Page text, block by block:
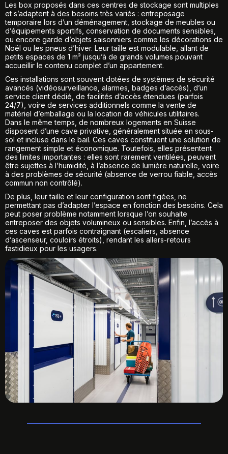
Les box proposés dans ces centres de stockage sont multiples
et s’adaptent à des besoins très variés : entreposage
temporaire lors d’un déménagement, stockage de meubles ou
d’équipements sportifs, conservation de documents sensibles,
ou encore garde d’objets saisonniers comme les décorations de
Noël ou les pneus d’hiver. Leur taille est modulable, allant de
petits espaces de 1 m³ jusqu’à de grands volumes pouvant
accueillir le contenu complet d’un appartement.
Ces installations sont souvent dotées de systèmes de sécurité
avancés (vidéosurveillance, alarmes, badges d’accès), d’un
service client dédié, de facilités d’accès étendues (parfois
24/7), voire de services additionnels comme la vente de
matériel d’emballage ou la location de véhicules utilitaires.
Dans le même temps, de nombreux logements en Suisse
disposent d’une cave privative, généralement située en sous-
sol et incluse dans le bail. Ces caves constituent une solution de
rangement simple et économique. Toutefois, elles présentent
des limites importantes : elles sont rarement ventilées, peuvent
être sujettes à l’humidité, à l’absence de lumière naturelle, voire
à des problèmes de sécurité (absence de verrou fiable, accès
commun non contrôlé).
De plus, leur taille et leur configuration sont figées, ne
permettant pas d’adapter l’espace en fonction des besoins. Cela
peut poser problème notamment lorsque l’on souhaite
entreposer des objets volumineux ou sensibles. Enfin, l’accès à
ces caves est parfois contraignant (escaliers, absence
d’ascenseur, couloirs étroits), rendant les allers-retours
fastidieux pour les usagers.